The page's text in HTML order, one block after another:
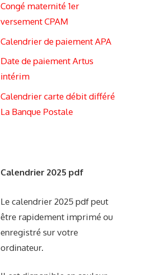
Congé maternité 1er
versement CPAM
Calendrier de paiement APA
Date de paiement Artus
intérim
Calendrier carte débit différé
La Banque Postale
Calendrier 2025 pdf
Le calendrier 2025 pdf peut
être rapidement imprimé ou
enregistré sur votre
ordinateur.